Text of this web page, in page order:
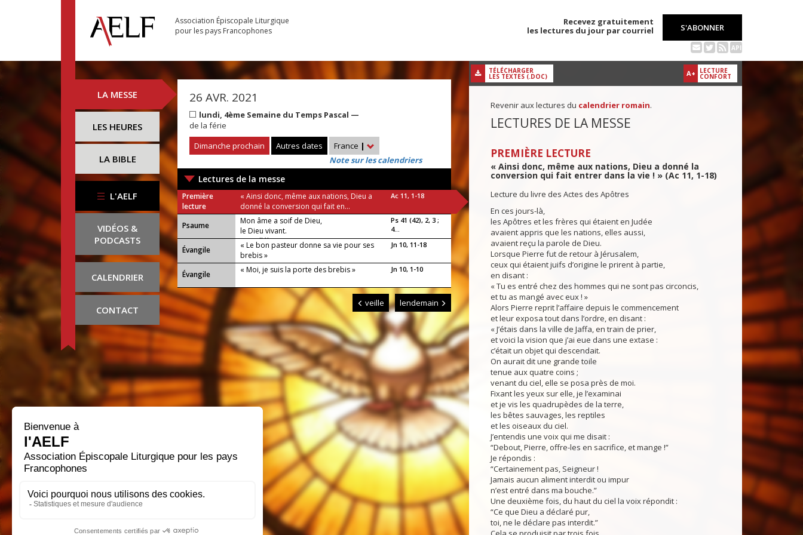
Association Épiscopale Liturgique
pour les pays Francophones
Recevez gratuitement
les lectures du jour par courriel
S'ABONNER
API
LA MESSE
LES HEURES
LA BIBLE
L'AELF
VIDÉOS &
PODCASTS
CALENDRIER
CONTACT
26 AVR. 2021
lundi, 4ème Semaine du Temps Pascal —
de la férie
Dimanche prochain
Autres dates France |
Note sur les calendriers
Lectures de la messe
Première
lecture
« Ainsi donc, même aux nations, Dieu a
donné la conversion qui fait en...
Ac 11, 1-18
Psaume
Mon âme a soif de Dieu,
le Dieu vivant.
ou : Alléluia !
Ps 41 (42), 2, 3 ;
4...
Évangile
« Le bon pasteur donne sa vie pour ses
brebis »
Jn 10, 11-18
Évangile « Moi, je suis la porte des brebis » Jn 10, 1-10
veille lendemain
A+ LECTURE
CONFORT
TÉLÉCHARGER
LES TEXTES (.DOC)
Revenir aux lectures du calendrier romain.
LECTURES DE LA MESSE
PREMIÈRE LECTURE
« Ainsi donc, même aux nations, Dieu a donné la
conversion qui fait entrer dans la vie ! » (Ac 11, 1-18)
Lecture du livre des Actes des Apôtres
En ces jours-là,
les Apôtres et les frères qui étaient en Judée
avaient appris que les nations, elles aussi,
avaient reçu la parole de Dieu.
Lorsque Pierre fut de retour à Jérusalem,
ceux qui étaient juifs d’origine le prirent à partie,
en disant :
« Tu es entré chez des hommes qui ne sont pas circoncis,
et tu as mangé avec eux ! »
Alors Pierre reprit l’affaire depuis le commencement
et leur exposa tout dans l’ordre, en disant :
« J’étais dans la ville de Jaffa, en train de prier,
et voici la vision que j’ai eue dans une extase :
c’était un objet qui descendait.
On aurait dit une grande toile
tenue aux quatre coins ;
venant du ciel, elle se posa près de moi.
Fixant les yeux sur elle, je l’examinai
et je vis les quadrupèdes de la terre,
les bêtes sauvages, les reptiles
et les oiseaux du ciel.
J’entendis une voix qui me disait :
“Debout, Pierre, offre-les en sacrifice, et mange !”
Je répondis :
“Certainement pas, Seigneur !
Jamais aucun aliment interdit ou impur
n’est entré dans ma bouche.”
Une deuxième fois, du haut du ciel la voix répondit :
“Ce que Dieu a déclaré pur,
toi, ne le déclare pas interdit.”